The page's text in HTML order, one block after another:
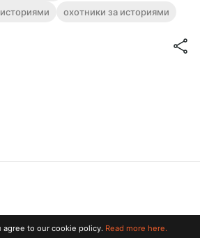
охотники за историями
agree to our cookie policy. Read more here.